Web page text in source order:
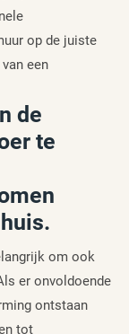
op de juiste
een
de
te
om ook
er onvoldoende
ontstaan
tot